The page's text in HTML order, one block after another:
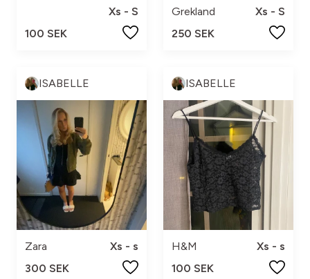
Xs - S
100 SEK
Grekland
Xs - S
250 SEK
ISABELLE
Zara
Xs - s
300 SEK
ISABELLE
H&M
Xs - s
100 SEK